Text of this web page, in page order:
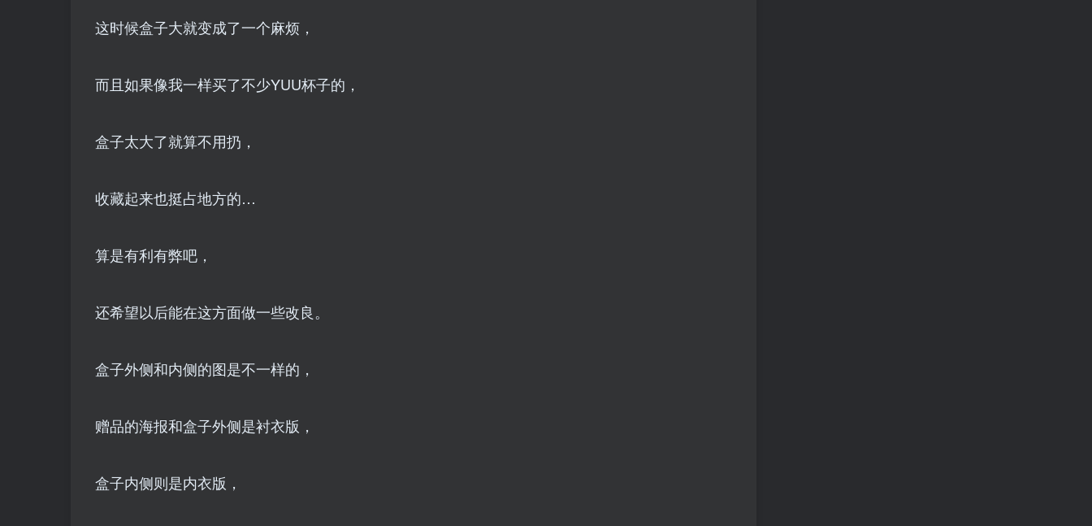
这时候盒子大就变成了一个麻烦，
而且如果像我一样买了不少YUU杯子的，
盒子太大了就算不用扔，
收藏起来也挺占地方的…
算是有利有弊吧，
还希望以后能在这方面做一些改良。
盒子外侧和内侧的图是不一样的，
赠品的海报和盒子外侧是衬衣版，
盒子内侧则是内衣版，